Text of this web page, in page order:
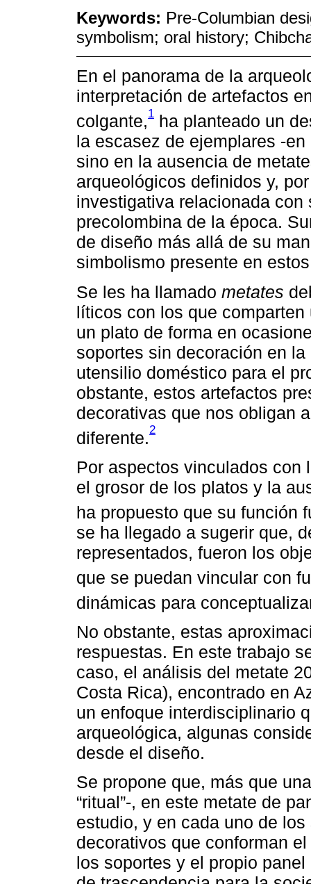
Keywords: Pre-Columbian
symbolism; oral history;
En el panorama de la
interpretación de artefactos
colgante,1 ha planteado un
la escasez de ejemplares -
sino en la ausencia de
arqueológicos definidos y,
investigativa relacionada
precolombina de la época.
de diseño más allá de su
simbolismo presente en
Se les ha llamado metates
líticos con los que
un plato de forma en
soportes sin decoración en
utensilio doméstico para el
obstante, estos artefactos
decorativas que nos obligan
diferente.2
Por aspectos vinculados con
el grosor de los platos y la
ha propuesto que su función
se ha llegado a sugerir que,
representados, fueron los
que se puedan vincular con
dinámicas para
No obstante, estas
respuestas. En este trabajo
caso, el análisis del metate
Costa Rica), encontrado en
un enfoque interdisciplinario
arqueológica, algunas
desde el diseño.
Se propone que, más que
“ritual”-, en este metate de
estudio, y en cada uno de
decorativos que conforman
los soportes y el propio